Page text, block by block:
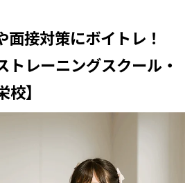
面接対策にボイトレ！
トレーニングスクール・
】